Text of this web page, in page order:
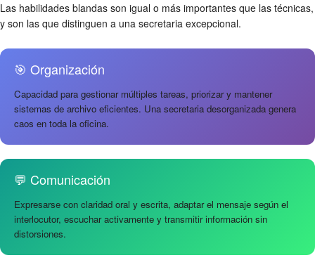
Las habilidades blandas son igual o más importantes que las técnicas,
y son las que distinguen a una secretaria excepcional.
🎯 Organización
Capacidad para gestionar múltiples tareas, priorizar y mantener
sistemas de archivo eficientes. Una secretaria desorganizada genera
caos en toda la oficina.
💬 Comunicación
Expresarse con claridad oral y escrita, adaptar el mensaje según el
interlocutor, escuchar activamente y transmitir información sin
distorsiones.